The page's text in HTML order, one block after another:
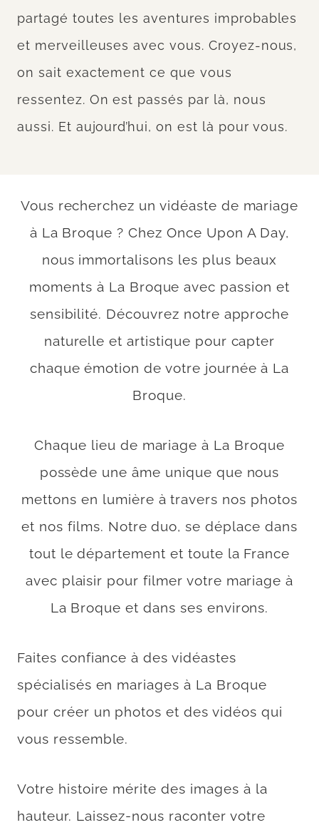
partagé toutes les aventures improbables
et merveilleuses avec vous. Croyez-nous,
on sait exactement ce que vous
ressentez. On est passés par là, nous
aussi. Et aujourd’hui, on est là pour vous.
Vous recherchez un vidéaste de mariage
à La Broque ? Chez Once Upon A Day,
nous immortalisons les plus beaux
moments à La Broque avec passion et
sensibilité. Découvrez notre approche
naturelle et artistique pour capter
chaque émotion de votre journée à La
Broque.
Chaque lieu de mariage à La Broque
possède une âme unique que nous
mettons en lumière à travers nos photos
et nos films. Notre duo, se déplace dans
tout le département et toute la France
avec plaisir pour filmer votre mariage à
La Broque et dans ses environs.
Faites confiance à des vidéastes
spécialisés en mariages à La Broque
pour créer un photos et des vidéos qui
vous ressemble.
Votre histoire mérite des images à la
hauteur. Laissez-nous raconter votre